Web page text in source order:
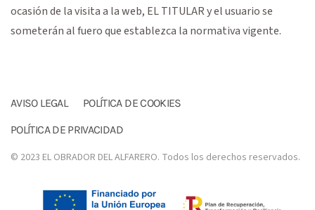
ocasión de la visita a la web, EL TITULAR y el usuario se
someterán al fuero que establezca la normativa vigente.
AVISO LEGAL
POLÍTICA DE COOKIES
POLÍTICA DE PRIVACIDAD
© 2023 EL OBRADOR DEL ALFARERO. Todos los derechos reservados.